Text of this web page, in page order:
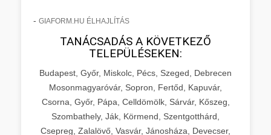
- GIAFORM.HU ÉLHAJLÍTÁS
TANÁCSADÁS A KÖVETKEZŐ
TELEPÜLÉSEKEN:
Budapest, Győr, Miskolc, Pécs, Szeged, Debrecen
Mosonmagyaróvár, Sopron, Fertőd, Kapuvár,
Csorna, Győr, Pápa, Celldömölk, Sárvár, Kőszeg,
Szombathely, Ják, Körmend, Szentgotthárd,
Csepreg, Zalalövő, Vasvár, Jánosháza, Devecser,